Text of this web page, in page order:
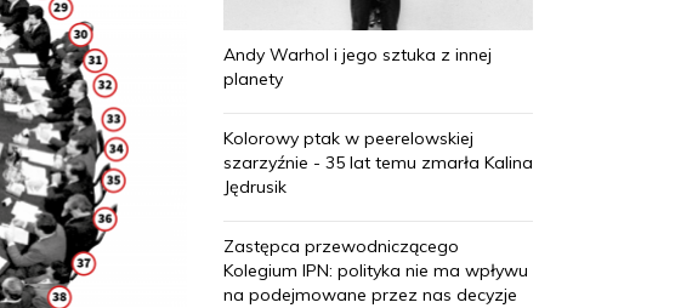
Andy Warhol i jego sztuka z innej
planety
Kolorowy ptak w peerelowskiej
szarzyźnie - 35 lat temu zmarła Kalina
Jędrusik
Zastępca przewodniczącego
Kolegium IPN: polityka nie ma wpływu
na podejmowane przez nas decyzje